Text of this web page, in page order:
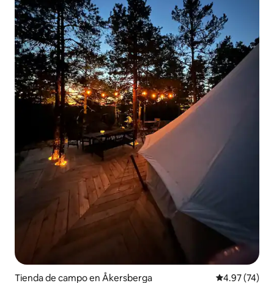
Tienda de campo en Åkersberga Calificación
4.97 (74)